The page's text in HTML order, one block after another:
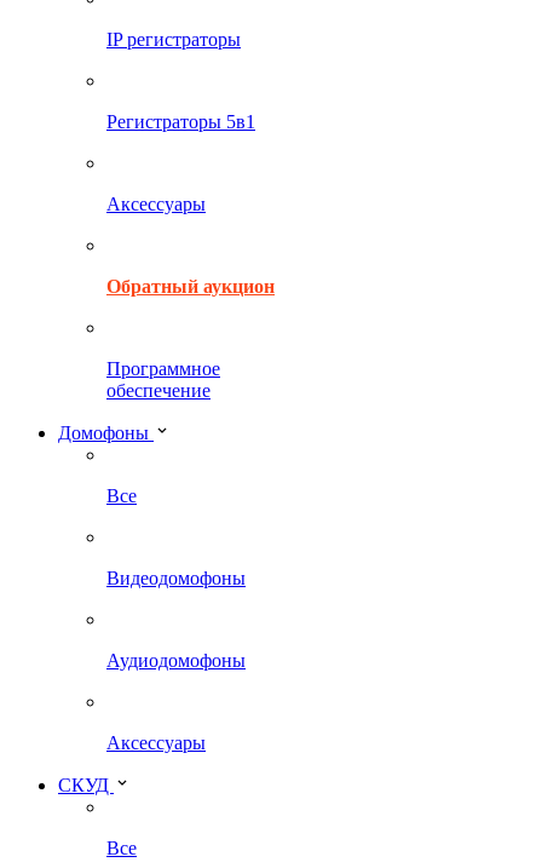
IP регистраторы
Регистраторы 5в1
Аксессуары
Обратный аукцион
Программное
обеспечение
Домофоны
Все
Видеодомофоны
Аудиодомофоны
Аксессуары
СКУД
Все